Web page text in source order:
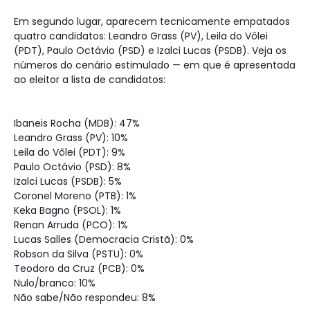
Em segundo lugar, aparecem tecnicamente empatados
quatro candidatos: Leandro Grass (PV), Leila do Vôlei
(PDT), Paulo Octávio (PSD) e Izalci Lucas (PSDB). Veja os
números do cenário estimulado — em que é apresentada
ao eleitor a lista de candidatos:
Ibaneis Rocha (MDB): 47%
Leandro Grass (PV): 10%
Leila do Vôlei (PDT): 9%
Paulo Octávio (PSD): 8%
Izalci Lucas (PSDB): 5%
Coronel Moreno (PTB): 1%
Keka Bagno (PSOL): 1%
Renan Arruda (PCO): 1%
Lucas Salles (Democracia Cristã): 0%
Robson da Silva (PSTU): 0%
Teodoro da Cruz (PCB): 0%
Nulo/branco: 10%
Não sabe/Não respondeu: 8%